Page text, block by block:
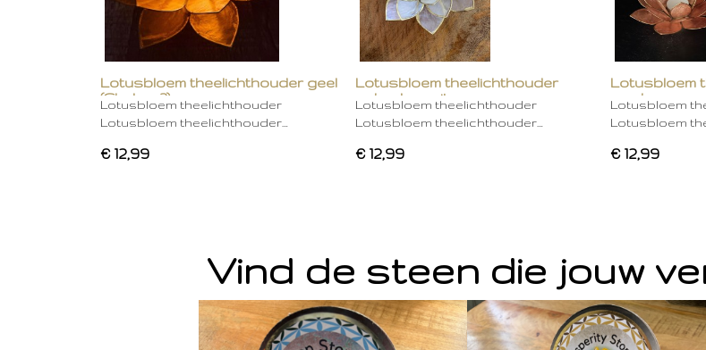
Lotusbloem theelichthouder geel
(Chakra 3)
Lotusbloem theelichthouder
Lotusbloem theelichthouder…
€ 12,99
Lotusbloem theelichthouder
gebroken wit
Lotusbloem theelichthouder
Lotusbloem theelichthouder…
€ 12,99
Lotusbloem
mocha
Lotusbloem
Lotusbloem
€ 12,99
Vind de steen die jouw